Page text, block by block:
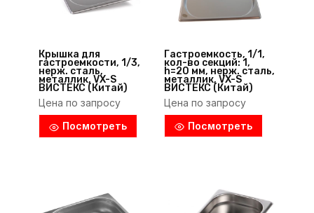
Крышка для
гастроемкости, 1/3,
нерж. сталь,
металлик, VX-S
ВИСТЕКС (Китай)
Цена по запросу
Посмотреть
Гастроемкость, 1/1,
кол-во секций: 1,
h=20 мм, нерж. сталь,
металлик, VX-S
ВИСТЕКС (Китай)
Цена по запросу
Посмотреть